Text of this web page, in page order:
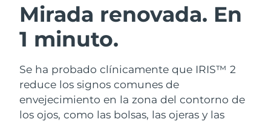
Mirada renovada. En
1 minuto.
Se ha probado clínicamente que IRIS™ 2
reduce los signos comunes de
envejecimiento en la zona del contorno de
los ojos, como las bolsas, las ojeras y las